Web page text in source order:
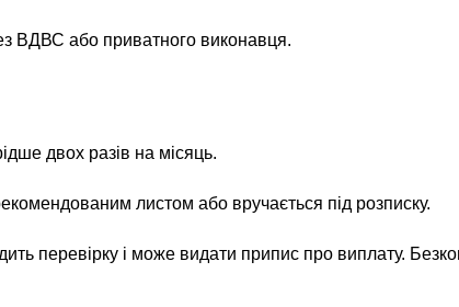
ВДВС або приватного виконавця.
двох разів на місяць.
листом або вручається під розписку.
перевірку і може видати припис про виплату.